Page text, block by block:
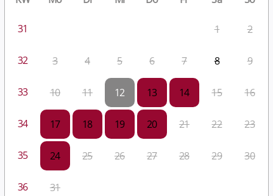
31 1 2
32 3 4 5 6 7 8 9
33 10 11 12 13 14 15 16
34 17 18 19 20 21 22 23
35 24 25 26 27 28 29 30
36 31